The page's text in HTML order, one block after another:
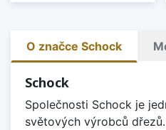
O značce Schock
Schock
Společnosti Schock je
světových výrobců